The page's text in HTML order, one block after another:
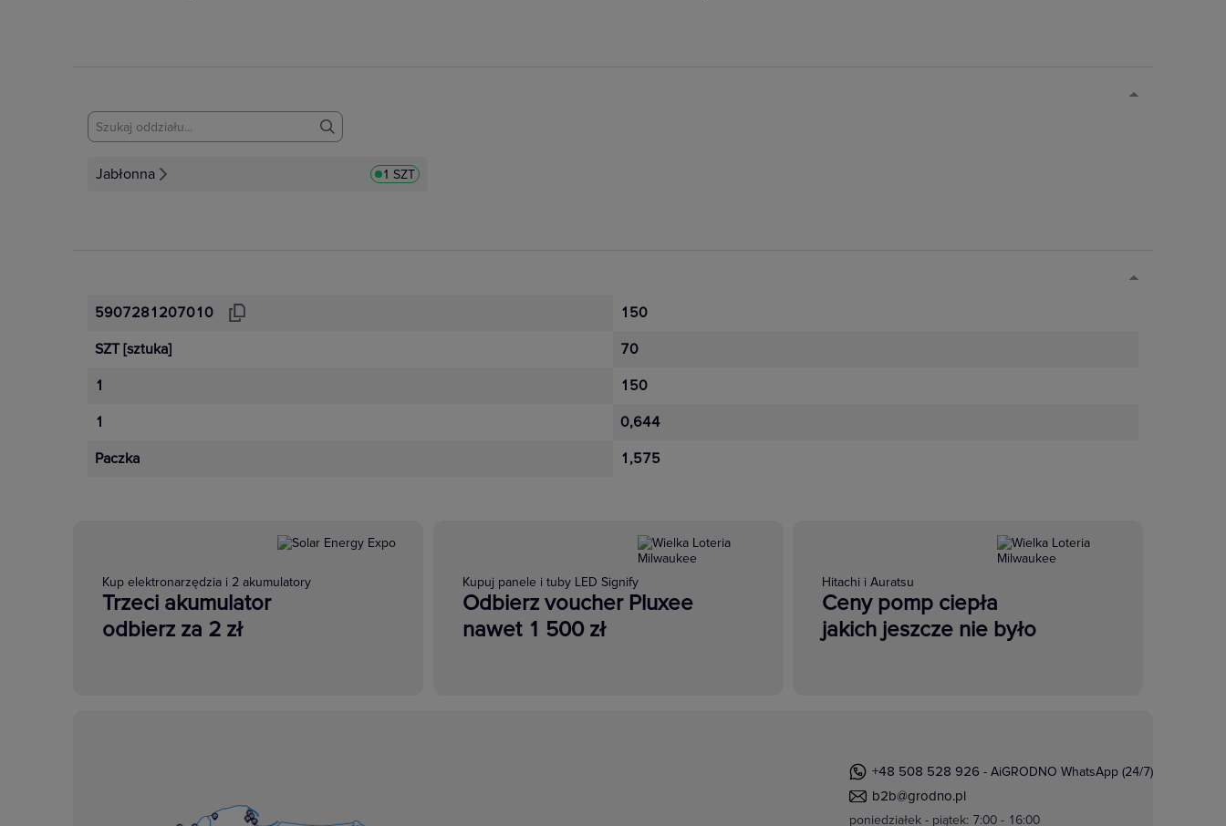
Jabłonna 1 SZT
5907281207010
SZT [sztuka]
1
1
Paczka
150
70
150
0,644
1,575
Kup elektronarzędzia i 2 akumulatory
Trzeci akumulator
odbierz za 2 zł
Kupuj panele i tuby LED Signify
Odbierz voucher Pluxee
nawet 1 500 zł
Hitachi i Auratsu
Ceny pomp ciepła
jakich jeszcze nie było
+48 508 528 926 - AiGRODNO WhatsApp (24/7)
b2b@grodno.pl
poniedziałek - piątek: 7:00 - 16:00